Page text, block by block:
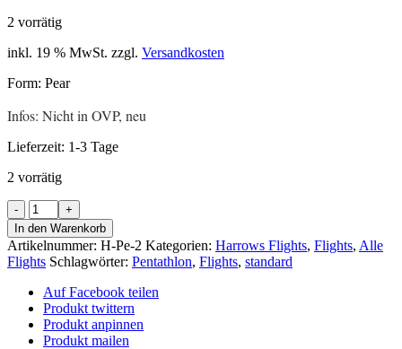
2 vorrätig
inkl. 19 % MwSt. zzgl. Versandkosten
Form: Pear
Infos: Nicht in OVP, neu
Lieferzeit: 1-3 Tage
2 vorrätig
Harrows
Quantum
-
-
Pear
-
-
blau
Menge
In den Warenkorb
Artikelnummer: H-Pe-2 Kategorien: Harrows Flights, Flights, Alle
Flights Schlagwörter: Pentathlon, Flights, standard
Auf Facebook teilen
Produkt twittern
Produkt anpinnen
Produkt mailen